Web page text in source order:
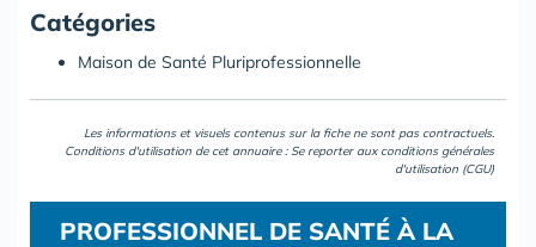
Catégories
Maison de Santé Pluriprofessionnelle
Les informations et visuels contenus sur la fiche ne sont pas contractuels.
Conditions d'utilisation de cet annuaire : Se reporter aux conditions générales
d'utilisation (CGU)
PROFESSIONNEL DE SANTÉ À LA